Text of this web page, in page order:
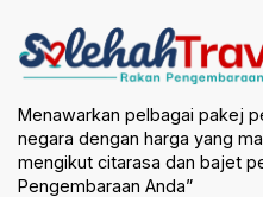
Menawarkan pelbagai pakej
negara dengan harga yang
mengikut citarasa dan bajet
Pengembaraan Anda”